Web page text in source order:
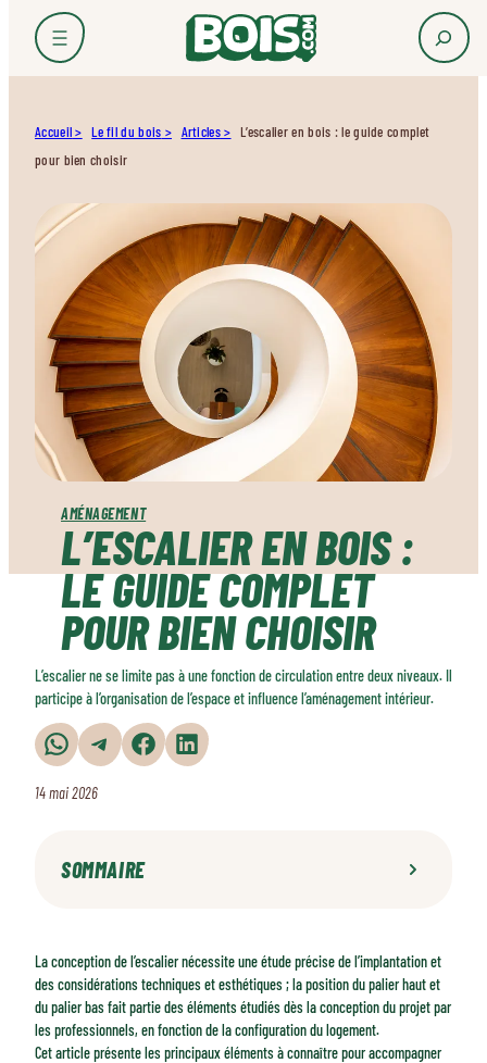
Accueil Le fil du bois Articles
L’escalier en bois : le guide complet
pour bien choisir
AMÉNAGEMENT
L’ESCALIER EN BOIS :
LE GUIDE COMPLET
POUR BIEN CHOISIR
L’escalier ne se limite pas à une fonction de circulation entre deux niveaux. Il
participe à l’organisation de l’espace et influence l’aménagement intérieur.
Partager sur WhatsApp Partager sur Telegram Partager sur Facebook Partager sur LinkedIn
14 mai 2026
SOMMAIRE
Quelle essence de bois pour votre escalier ?
Standard ou sur mesure : comment faire le bon choix ?
Le vocabulaire de l'escalier bois expliqué simplement
La conception de l’escalier nécessite une étude précise de l’implantation et
des considérations techniques et esthétiques ; la position du palier haut et
du palier bas fait partie des éléments étudiés dès la conception du projet par
les professionnels, en fonction de la configuration du logement.
Cet article présente les principaux éléments à connaître pour accompagner